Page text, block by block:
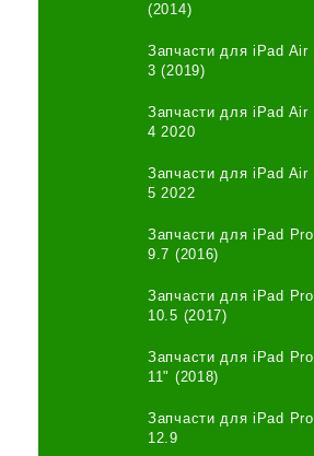
(2014)
Запчасти для iPad Air
3 (2019)
Запчасти для iPad Air
4 2020
Запчасти для iPad Air
5 2022
Запчасти для iPad Pro
9.7 (2016)
Запчасти для iPad Pro
10.5 (2017)
Запчасти для iPad Pro
11" (2018)
Запчасти для iPad Pro
12.9